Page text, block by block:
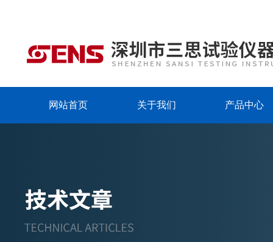
网站首页 关于我们 产品中心